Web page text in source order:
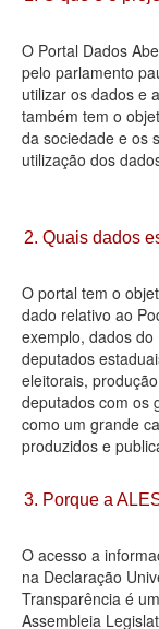
Planejamento
Catálogo de
Processo
Deputados
Agenda
Perguntas
Contato
O Portal Dados
pelo parlamento
utilizar os dados e
também tem o
da sociedade e os
utilização dos
2. Quais dados
O portal tem o
dado relativo ao
exemplo, dados
deputados
eleitorais,
deputados com os
como um grande
produzidos e
3. Porque a
O acesso a
na Declaração
Transparência é
Assembleia